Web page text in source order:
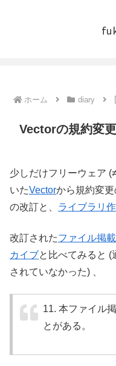
ホーム diary
Vectorの規約変更
少しだけフリーウェア
いたVectorから規約変更
の改訂と、 ライブラリ
改訂されたファイル掲
カイブと比べてみると
されていなかった) 、
11. 本ファイル
とがある。